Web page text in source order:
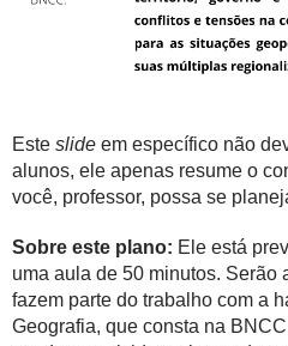
Este slide em específico não
alunos, ele apenas resume o
você, professor, possa se
Sobre este plano: Ele está
uma aula de 50 minutos. Serão
fazem parte do trabalho com a
Geografia, que consta na